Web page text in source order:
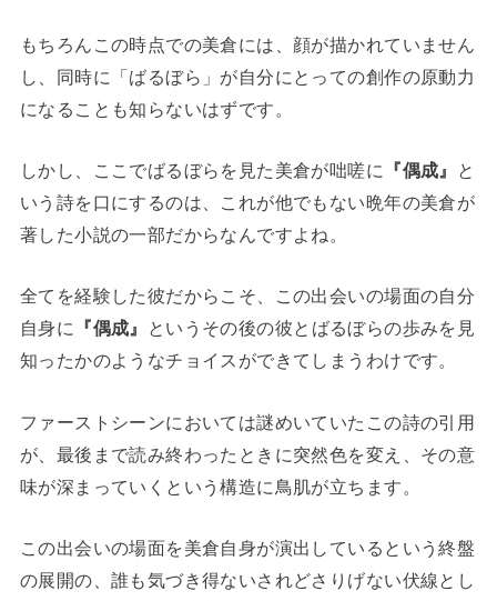
もちろんこの時点での美倉には、顔が描かれていません
し、同時に「ばるぼら」が自分にとっての創作の原動力
になることも知らないはずです。
しかし、ここでばるぼらを見た美倉が咄嗟に 『偶成』
と
いう詩を口にするのは、これが他でもない晩年の美倉が
著した小説の一部だからなんですよね。
全てを経験した彼だからこそ、この出会いの場面の自分
自身に
『偶成』
というその後の彼とばるぼらの歩みを見
知ったかのようなチョイスができてしまうわけです。
ファーストシーンにおいては謎めいていたこの詩の引用
が、最後まで読み終わったときに突然色を変え、その意
味が深まっていくという構造に鳥肌が立ちます。
この出会いの場面を美倉自身が演出しているという終盤
の展開の、誰も気づき得ないされどさりげない伏線とし